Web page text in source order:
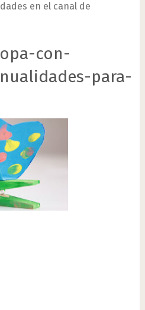
en el canal de
con-
para-